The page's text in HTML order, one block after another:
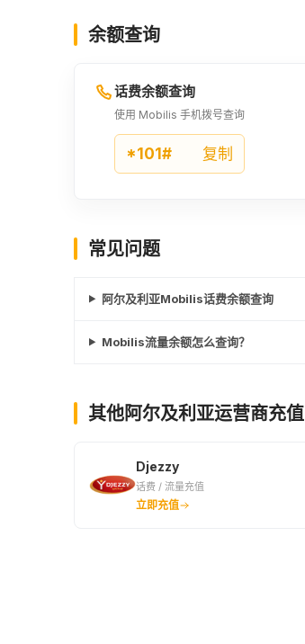
余额查询
话费余额查询
使用 Mobilis 手机拨号查询
*101# 复制
常见问题
阿尔及利亚Mobilis话费余额查询
Mobilis流量余额怎么查询？
其他阿尔及利亚运营商充值
Djezzy
话费 / 流量充值
立即充值